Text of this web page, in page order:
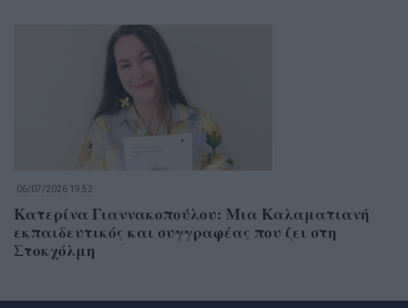
06/07/2026 19:52
Κατερίνα Γιαννακοπούλου: Μια Καλαματιανή
εκπαιδευτικός και συγγραφέας που ζει στη
Στοκχόλμη